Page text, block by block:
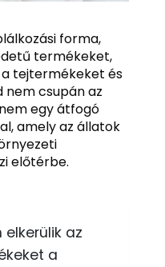
forma,
termékeket,
tejtermékeket és
nem csupán az
egy átfogó
amely az állatok
előtérbe.
az
a